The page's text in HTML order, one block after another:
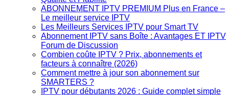
ABONNEMENT IPTV PREMIUM Plus en France –
Le meilleur service IPTV
Les Meilleurs Services IPTV pour Smart TV
Abonnement IPTV sans Boîte : Avantages ET IPTV
Forum de Discussion
Combien coûte IPTV ? Prix, abonnements et
facteurs à connaître (2026)
Comment mettre à jour son abonnement sur
SMARTERS ?
IPTV pour débutants 2026 : Guide complet simple